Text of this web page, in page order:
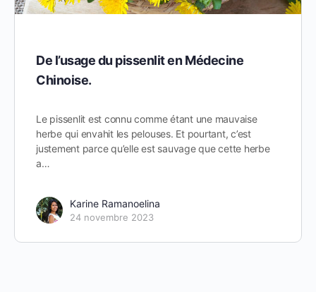
De l’usage du pissenlit en Médecine
Chinoise.
Le pissenlit est connu comme étant une mauvaise
herbe qui envahit les pelouses. Et pourtant, c’est
justement parce qu’elle est sauvage que cette herbe
a…
Karine Ramanoelina
24 novembre 2023